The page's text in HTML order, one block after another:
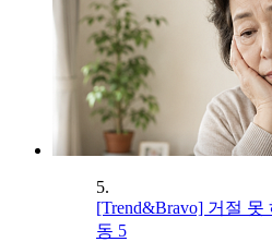
5.
[Trend&Bravo] 거절
동 5